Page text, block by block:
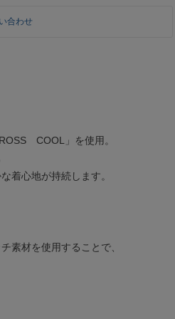
合わせ
COOL」を使用。
着心地が持続します。
素材を使用することで、